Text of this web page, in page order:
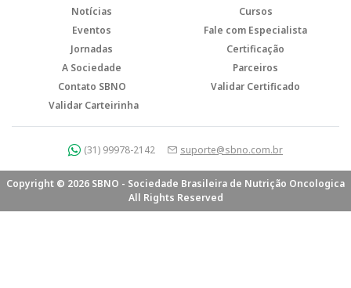
Notícias
Cursos
Eventos
Fale com Especialista
Jornadas
Certificação
A Sociedade
Parceiros
Contato SBNO
Validar Certificado
Validar Carteirinha
(31) 99978-2142 suporte@sbno.com.br
Copyright © 2026 SBNO - Sociedade Brasileira de Nutrição Oncologica
All Rights Reserved